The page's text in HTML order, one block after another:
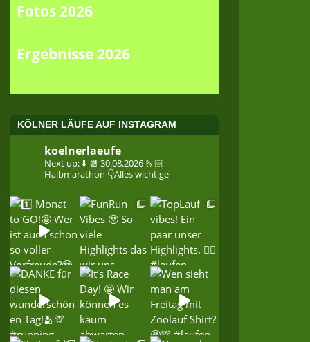
Fotos 2026
Ergebnisse 2026
KÖLNER LÄUFE AUF INSTAGRAM
koelnerlaeufe
Next up: ⬇️ 📆 30.08.2026 🫰🏻
Halbmarathon 👇Alles wichtige